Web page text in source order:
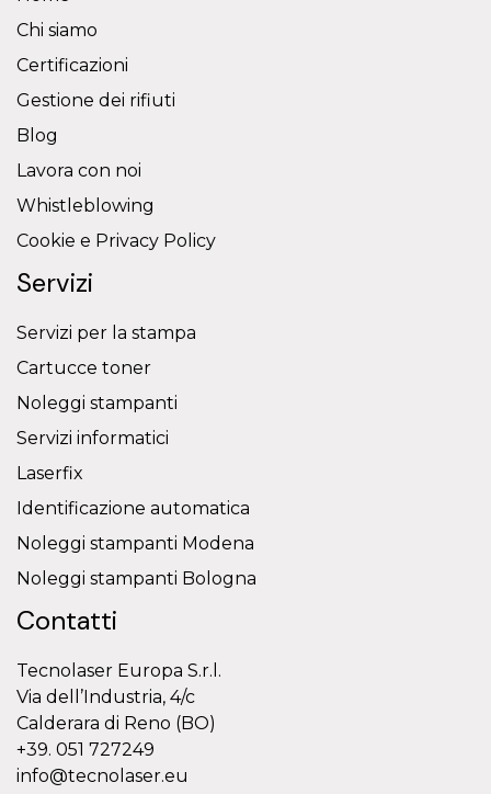
Chi siamo
Certificazioni
Gestione dei rifiuti
Blog
Lavora con noi
Whistleblowing
Cookie e Privacy Policy
Servizi
Servizi per la stampa
Cartucce toner
Noleggi stampanti
Servizi informatici
Laserfix
Identificazione automatica
Noleggi stampanti Modena
Noleggi stampanti Bologna
Contatti
Tecnolaser Europa S.r.l.
Via dell’Industria, 4/c
Calderara di Reno (BO)
+39. 051 727249
info@tecnolaser.eu